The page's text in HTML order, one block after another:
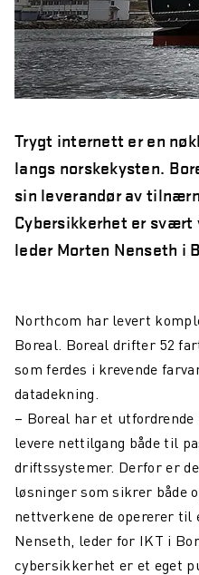
Trygt internett er en
langs norskekysten.
sin leverandør av
Cybersikkerhet er svært
leder Morten Nenseth i
Northcom har levert
Boreal. Boreal drifter 52
som ferdes i krevende
datadekning.
– Boreal har et
levere nettilgang både til
driftssystemer. Derfor er
løsninger som sikrer både
nettverkene de opererer til
Nenseth, leder for IKT i
cybersikkerhet er et eget